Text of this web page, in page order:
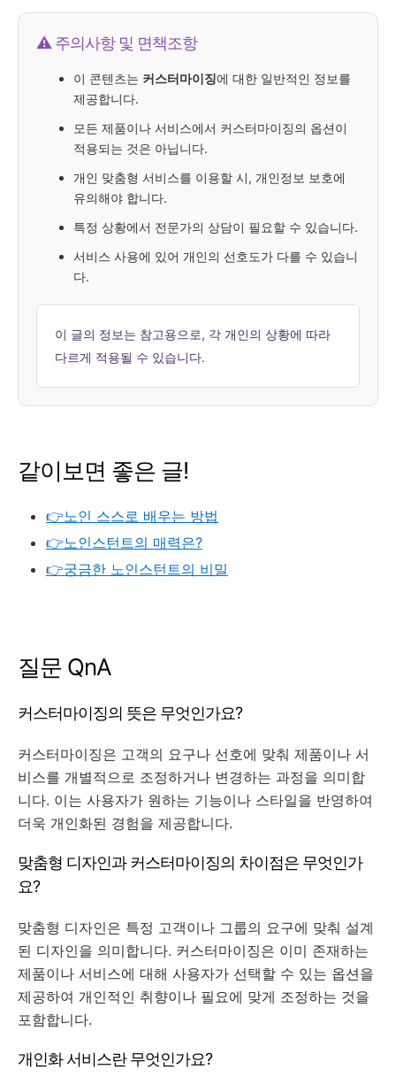
⚠️ 주의사항 및 면책조항
이 콘텐츠는 커스터마이징에 대한 일반적인 정보를
제공합니다.
모든 제품이나 서비스에서 커스터마이징의 옵션이
적용되는 것은 아닙니다.
개인 맞춤형 서비스를 이용할 시, 개인정보 보호에
유의해야 합니다.
특정 상황에서 전문가의 상담이 필요할 수 있습니다.
서비스 사용에 있어 개인의 선호도가 다를 수 있습니
다.
이 글의 정보는 참고용으로, 각 개인의 상황에 따라
다르게 적용될 수 있습니다.
같이보면 좋은 글!
👉노인 스스로 배우는 방법
👉노인스턴트의 매력은?
👉궁금한 노인스턴트의 비밀
질문 QnA
커스터마이징의 뜻은 무엇인가요?
커스터마이징은 고객의 요구나 선호에 맞춰 제품이나 서
비스를 개별적으로 조정하거나 변경하는 과정을 의미합
니다. 이는 사용자가 원하는 기능이나 스타일을 반영하여
더욱 개인화된 경험을 제공합니다.
맞춤형 디자인과 커스터마이징의 차이점은 무엇인가
요?
맞춤형 디자인은 특정 고객이나 그룹의 요구에 맞춰 설계
된 디자인을 의미합니다. 커스터마이징은 이미 존재하는
제품이나 서비스에 대해 사용자가 선택할 수 있는 옵션을
제공하여 개인적인 취향이나 필요에 맞게 조정하는 것을
포함합니다.
개인화 서비스란 무엇인가요?